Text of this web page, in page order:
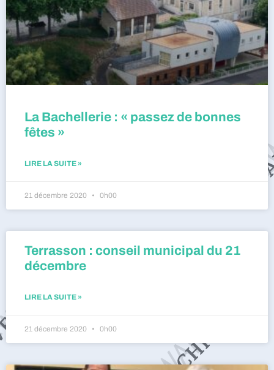
La Bachellerie : « passez de bonnes
fêtes »
LIRE LA SUITE »
21 décembre 2020 0h00
Terrasson : conseil municipal du 21
décembre
LIRE LA SUITE »
21 décembre 2020 0h00